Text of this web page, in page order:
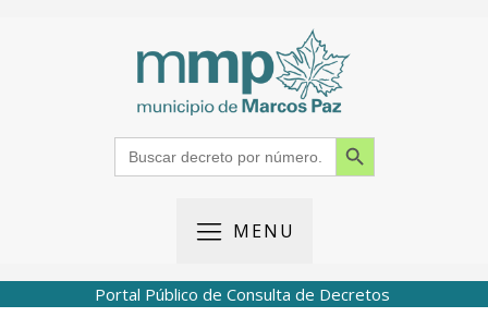
Search
for:
Search Button
MENU
Portal Público de Consulta de Decretos